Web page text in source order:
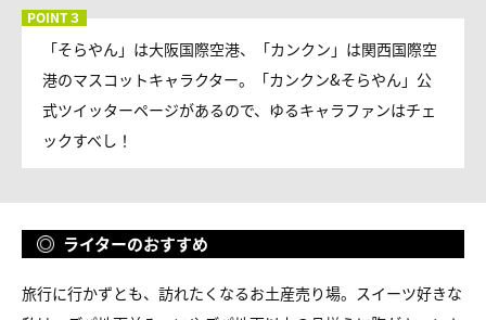
「そらやん」は大阪国際空港、「カンクン」は関西国際空
港のマスコットキャラクター。「カンクン&そらやん」公
式ツイッターページがあるので、ゆるキャラファンはチェ
ックすべし！
ライターのおすすめ
旅行に行かずとも、訪れたくなるお土産売り場。スイーツ好きな